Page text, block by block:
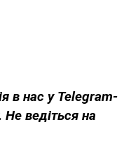
в нас у Telegram-
Не ведіться на